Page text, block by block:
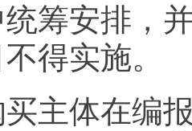
筹安排，
得实施。
体在编报